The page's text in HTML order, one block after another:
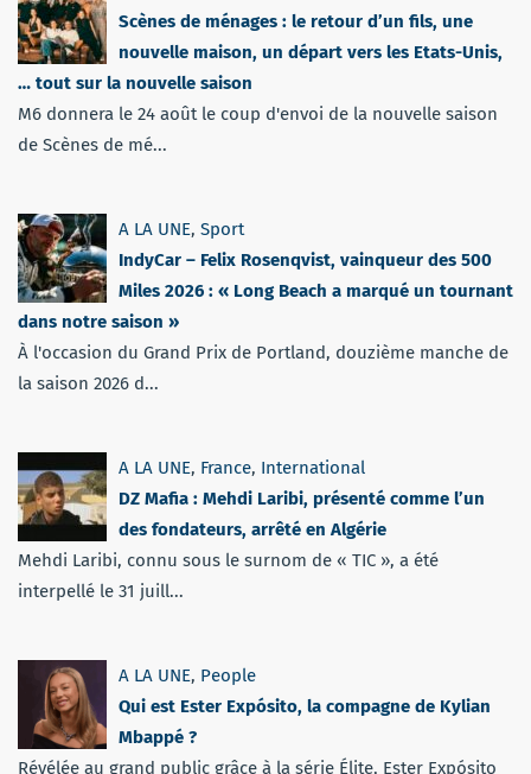
Scènes de ménages : le retour d’un fils, une
nouvelle maison, un départ vers les Etats-Unis,
… tout sur la nouvelle saison
M6 donnera le 24 août le coup d'envoi de la nouvelle saison
de Scènes de mé...
A LA UNE, Sport
IndyCar – Felix Rosenqvist, vainqueur des 500
Miles 2026 : « Long Beach a marqué un tournant
dans notre saison »
À l'occasion du Grand Prix de Portland, douzième manche de
la saison 2026 d...
A LA UNE, France, International
DZ Mafia : Mehdi Laribi, présenté comme l’un
des fondateurs, arrêté en Algérie
Mehdi Laribi, connu sous le surnom de « TIC », a été
interpellé le 31 juill...
A LA UNE, People
Qui est Ester Expósito, la compagne de Kylian
Mbappé ?
Révélée au grand public grâce à la série Élite, Ester Expósito